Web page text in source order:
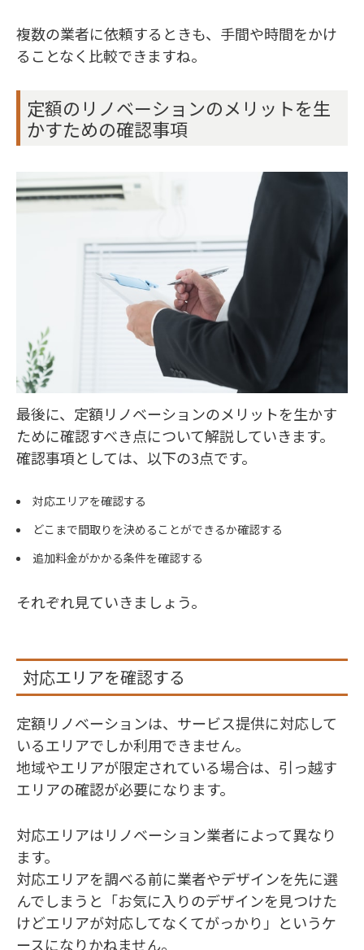
複数の業者に依頼するときも、手間や時間をかけ
ることなく比較できますね。
定額のリノベーションのメリットを生
かすための確認事項
最後に、定額リノベーションのメリットを生かす
ために確認すべき点について解説していきます。
確認事項としては、以下の3点です。
対応エリアを確認する
どこまで間取りを決めることができるか確認する
追加料金がかかる条件を確認する
それぞれ見ていきましょう。
対応エリアを確認する
定額リノベーションは、サービス提供に対応して
いるエリアでしか利用できません。
地域やエリアが限定されている場合は、引っ越す
エリアの確認が必要になります。
対応エリアはリノベーション業者によって異なり
ます。
対応エリアを調べる前に業者やデザインを先に選
んでしまうと「お気に入りのデザインを見つけた
けどエリアが対応してなくてがっかり」というケ
ースになりかねません。